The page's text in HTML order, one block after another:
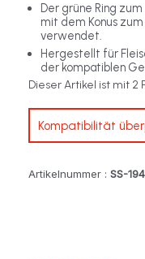
Der grüne Ring
mit dem Konus
verwendet.
Hergestellt für
der kompatiblen
Dieser Artikel ist mit 2
Kompatibilität
Artikelnummer : SS-